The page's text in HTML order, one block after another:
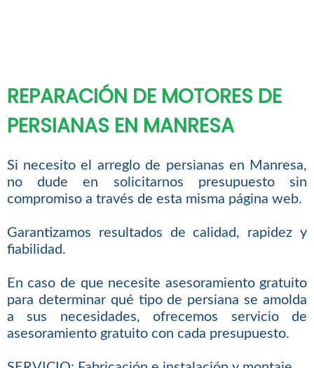
REPARACIÓN DE MOTORES DE
PERSIANAS EN MANRESA
Si necesito el arreglo de persianas en Manresa,
no dude en solicitarnos presupuesto sin
compromiso a través de esta misma página web.
Garantizamos resultados de calidad, rapidez y
fiabilidad.
En caso de que necesite asesoramiento gratuito
para determinar qué tipo de persiana se amolda
a sus necesidades, ofrecemos servicio de
asesoramiento gratuito con cada presupuesto.